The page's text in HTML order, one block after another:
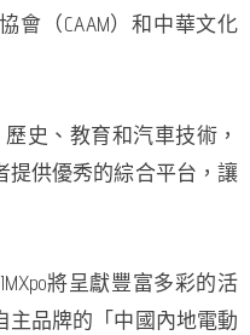
會（CAAM）和中華文化
歷史、教育和汽車技術，
提供優秀的綜合平台，讓
將呈獻豐富多彩的活
主品牌的「中國內地電動